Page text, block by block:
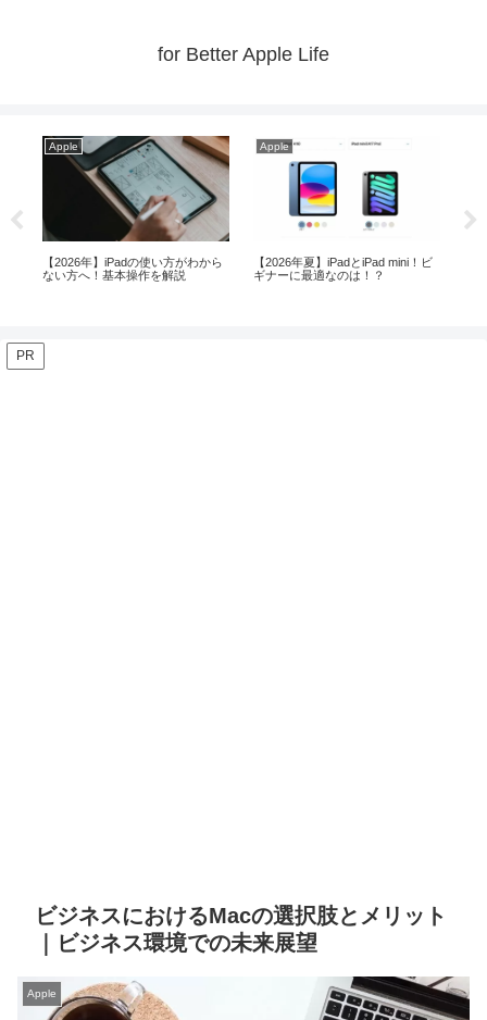
for Better Apple Life
Apple
メモリ24GB以上ならMacBook Air
よりProが安心！？
Apple
MacやiPad等の購入はいつがベス
ト！？【2026年8月】
PR
ビジネスにおけるMacの選択肢とメリット
｜ビジネス環境での未来展望
Apple